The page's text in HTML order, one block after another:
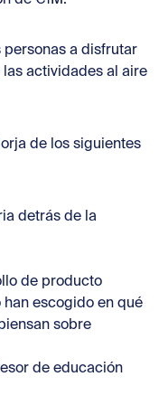
personas a disfrutar
las actividades al aire
de los siguientes
detrás de la
de producto
han escogido en qué
sobre
de educación